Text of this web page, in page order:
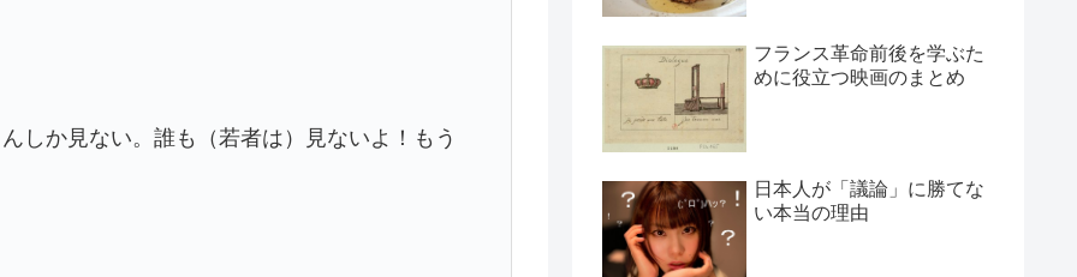
しか見ない。誰も（若者は）見ないよ！もう
フランス革命前後を学ぶた
めに役立つ映画のまとめ
日本人が「議論」に勝てな
い本当の理由